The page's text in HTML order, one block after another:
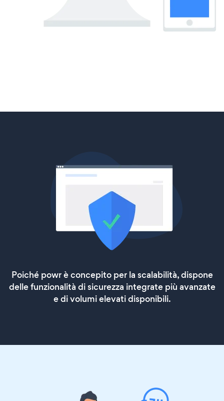
Poiché powr è concepito per la scalabilità, dispone
delle funzionalità di sicurezza integrate più avanzate
e di volumi elevati disponibili.